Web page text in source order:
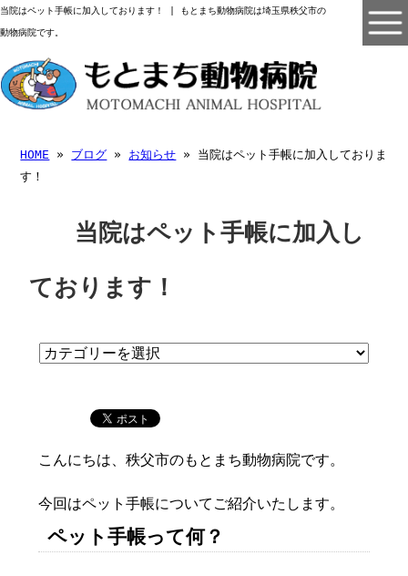
当院はペット手帳に加入しております！ | もとまち動物病院は埼玉県秩父市の
動物病院です。
HOME » ブログ » お知らせ » 当院はペット手帳に加入しておりま
す！
当院はペット手帳に加入し
ております！
こんにちは、秩父市のもとまち動物病院です。
今回はペット手帳についてご紹介いたします。
ペット手帳って何？